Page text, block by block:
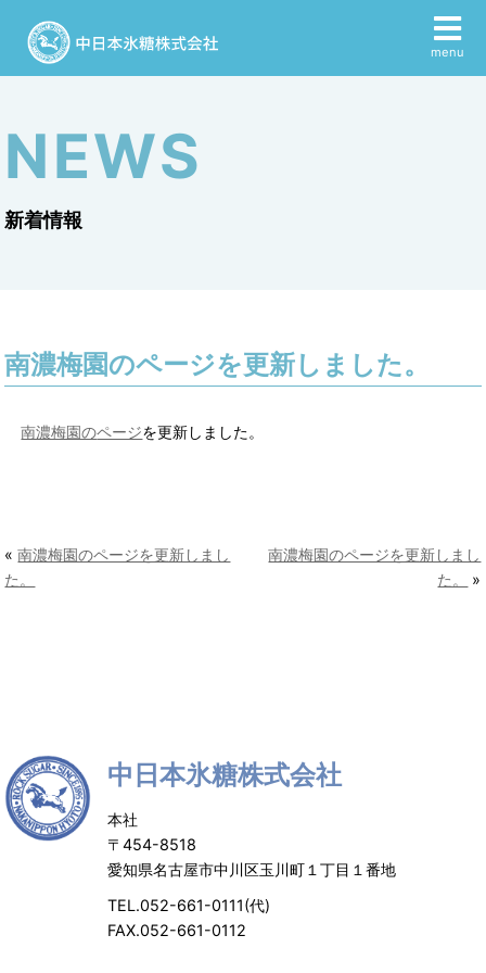
menu
NEWS
新着情報
南濃梅園のページを更新しました。
南濃梅園のページを更新しました。
«南濃梅園のページを更新しまし
た。
南濃梅園のページを更新しまし
た。
»
中日本氷糖株式会社
本社
〒454-8518
愛知県名古屋市中川区玉川町１丁目１番地
TEL.052-661-0111(代)
FAX.052-661-0112